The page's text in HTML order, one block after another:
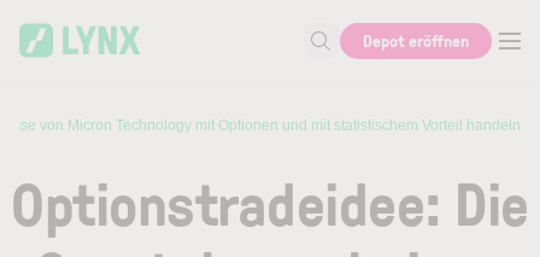
Suche nach Aktie, Autor...
Depot eröffnen
von Micron Technology mit Optionen und mit statistischem Vorteil handeln
Optionstradeidee: Die